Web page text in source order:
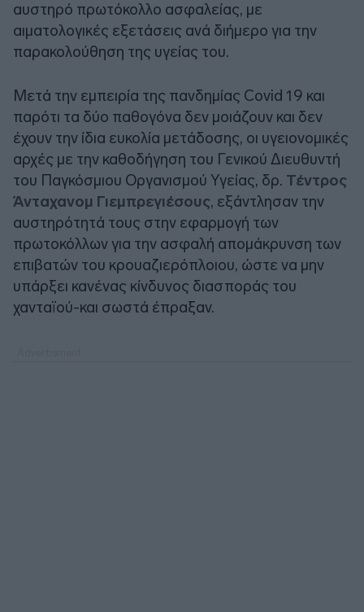
αυστηρό πρωτόκολλο ασφαλείας, με
αιματολογικές εξετάσεις ανά διήμερο για την
παρακολούθηση της υγείας του.
Μετά την εμπειρία της πανδημίας Covid 19 και
παρότι τα δύο παθογόνα δεν μοιάζουν και δεν
έχουν την ίδια ευκολία μετάδοσης, οι υγειονομικές
αρχές με την καθοδήγηση του Γενικού Διευθυντή
του Παγκόσμιου Οργανισμού Υγείας, δρ. Τέντρος
Άνταχανομ Γιεμπρεγιέσους, εξάντλησαν την
αυστηρότητά τους στην εφαρμογή των
πρωτοκόλλων για την ασφαλή απομάκρυνση των
επιβατών του κρουαζιερόπλοιου, ώστε να μην
υπάρξει κανένας κίνδυνος διασποράς του
χανταϊού-και σωστά έπραξαν.